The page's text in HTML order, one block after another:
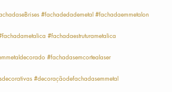
#fachadedademetal #fachadaemmetalon
#fachadaestruturametalica
#fachadasemcortealaser
#decoraçãodefachadasemmetal